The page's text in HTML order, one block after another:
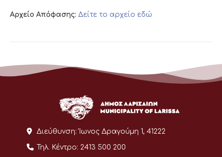
Αρχείο Απόφασης: Δείτε το αρχείο εδώ
Διεύθυνση: Ίωνος Δραγούμη 1, 41222
Τηλ. Κέντρο: 2413 500 200